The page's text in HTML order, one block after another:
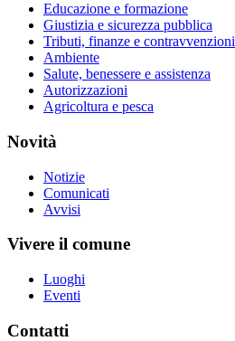
Educazione e formazione
Giustizia e sicurezza pubblica
Tributi, finanze e contravvenzioni
Ambiente
Salute, benessere e assistenza
Autorizzazioni
Agricoltura e pesca
Novità
Notizie
Comunicati
Avvisi
Vivere il comune
Luoghi
Eventi
Contatti